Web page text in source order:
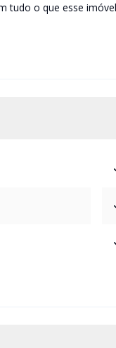
tudo o que esse